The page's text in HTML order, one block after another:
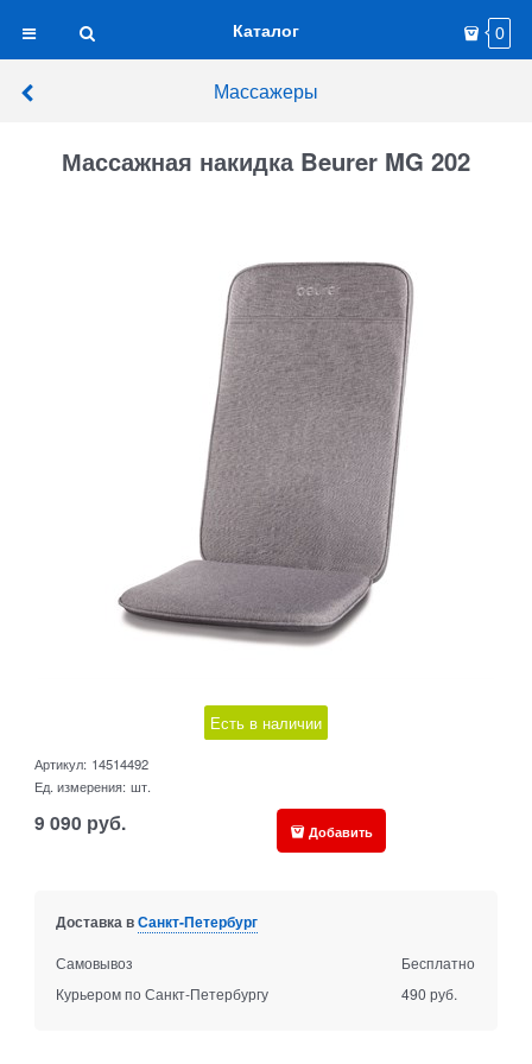
Каталог 0
Массажеры
Массажная накидка Beurer MG 202
Есть в наличии
Артикул: 14514492
Ед. измерения: шт.
9 090 руб. Добавить
Доставка вСанкт-Петербург
Самовывоз
Бесплатно
Курьером по Санкт-Петербургу
490 руб.